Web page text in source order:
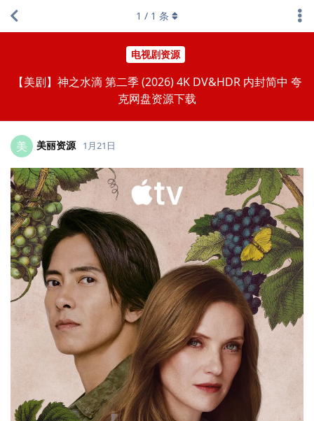
电视剧资源
【美剧】神之水滴 第二季 (2026) 4K DV&HDR 内封简中 夸
克网盘资源下载
1 / 1 条
美 美丽资源 1月21日